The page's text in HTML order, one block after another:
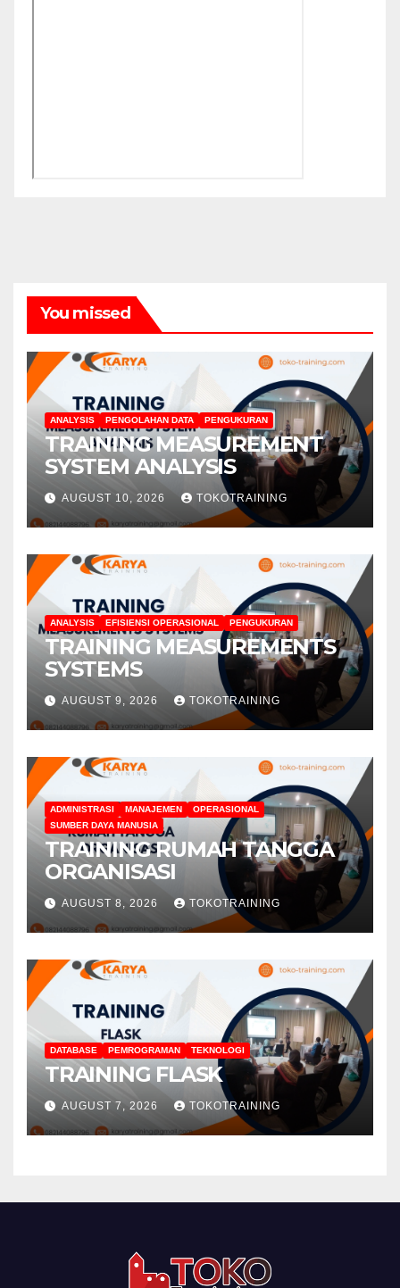
You missed
ANALYSIS PENGOLAHAN DATA PENGUKURAN
TRAINING MEASUREMENT
SYSTEM ANALYSIS
AUGUST 10, 2026 TOKOTRAINING
ANALYSIS EFISIENSI OPERASIONAL PENGUKURAN
TRAINING MEASUREMENTS
SYSTEMS
AUGUST 9, 2026 TOKOTRAINING
ADMINISTRASI MANAJEMEN
OPERASIONAL
SUMBER DAYA MANUSIA
TRAINING RUMAH TANGGA
ORGANISASI
AUGUST 8, 2026 TOKOTRAINING
DATABASE PEMROGRAMAN TEKNOLOGI
TRAINING FLASK
AUGUST 7, 2026 TOKOTRAINING